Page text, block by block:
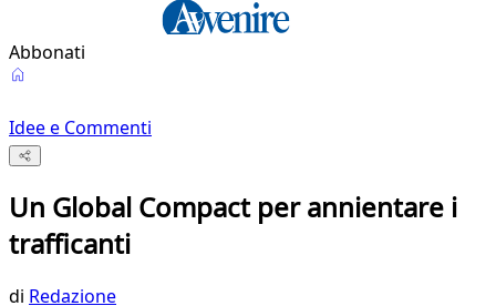
Abbonati
Idee e Commenti
Un Global Compact per annientare i
trafficanti
di Redazione